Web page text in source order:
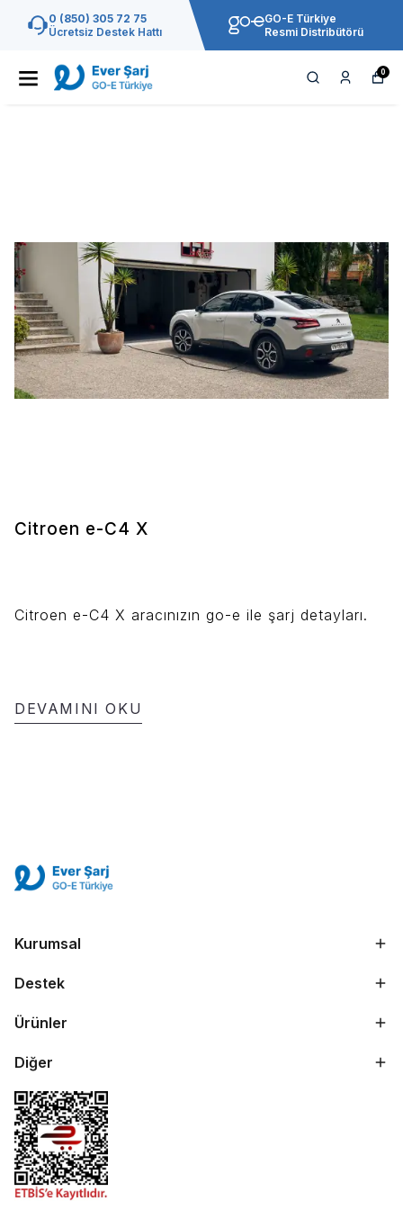
0 (850) 305 72 75
Ücretsiz Destek Hattı
GO-E Türkiye
Resmi Distribütörü
0
Citroen e-C4 X
Citroen e-C4 X aracınızın go-e ile şarj detayları.
DEVAMINI OKU
Kurumsal
Destek
Ürünler
Diğer